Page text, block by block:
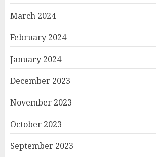
March 2024
February 2024
January 2024
December 2023
November 2023
October 2023
September 2023